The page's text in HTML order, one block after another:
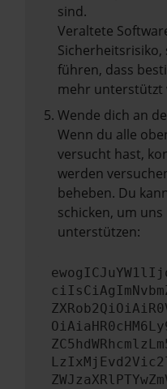
sind.
Veraltete
führen, dass
mehr unterstützt
Wende dich an
Wenn du alle
versucht hast,
werden
beheben. Du
schicken, um
unterstützen: